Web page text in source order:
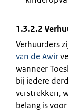
1.3.2.2
Verhuurders
van de Awir
wanneer
bij iedere
verstrekken,
belang is